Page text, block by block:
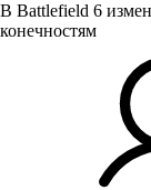
В Battlefield 6
конечностям